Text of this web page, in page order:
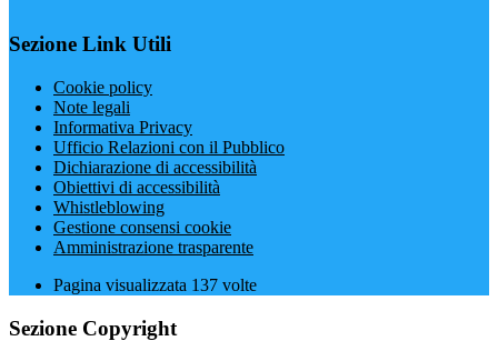
Sezione Link Utili
Cookie policy
Note legali
Informativa Privacy
Ufficio Relazioni con il Pubblico
Dichiarazione di accessibilità
Obiettivi di accessibilità
Whistleblowing
Gestione consensi cookie
Amministrazione trasparente
Pagina visualizzata 137 volte
Sezione Copyright